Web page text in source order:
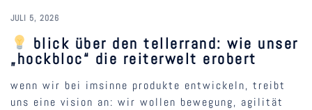
JULI 5, 2026
blick über den tellerrand: wie unser
„hockbloc“ die reiterwelt erobert
wenn wir bei imsinne produkte entwickeln, treibt
uns eine vision an: wir wollen bewegung, agilität